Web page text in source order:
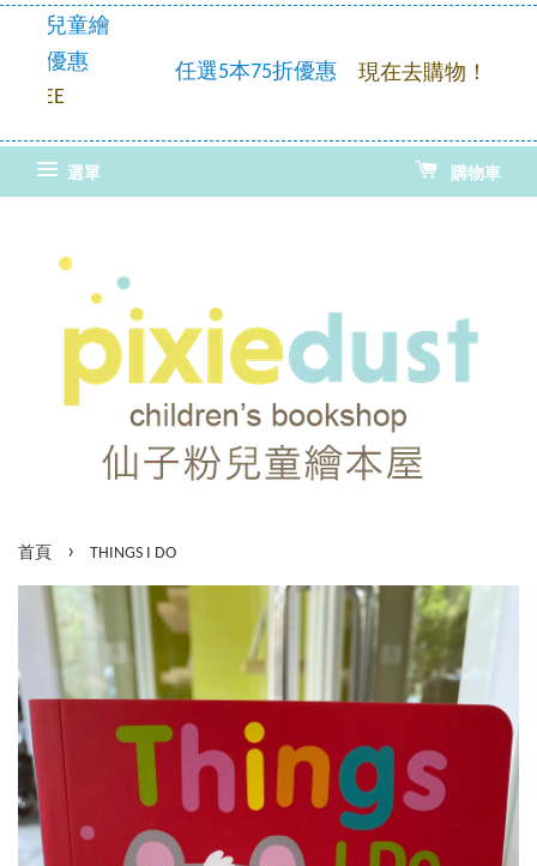
任選5本75折優惠 現在去購物！
選單 購物車
首頁 › THINGS I DO